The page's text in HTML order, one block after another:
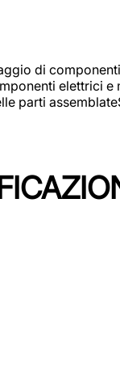
di
elettrici
parti